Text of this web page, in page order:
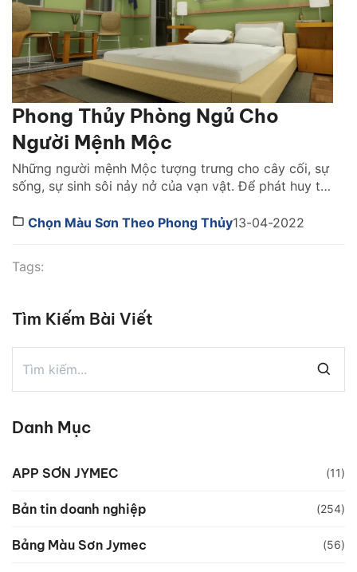
Phong Thủy Phòng Ngủ Cho
Người Mệnh Mộc
Những người mệnh Mộc tượng trưng cho cây cối, sự
sống, sự sinh sôi nảy nở của vạn vật. Để phát huy tốt
của ngôi nhà. Và đặc biệt, thiết kế phòng ngủ như
Chọn Màu Sơn Theo Phong Thủy13-04-2022
Tags:
Tìm Kiếm Bài Viết
Danh Mục
APP SƠN JYMEC (11)
Bản tin doanh nghiệp (254)
Bảng Màu Sơn Jymec (56)